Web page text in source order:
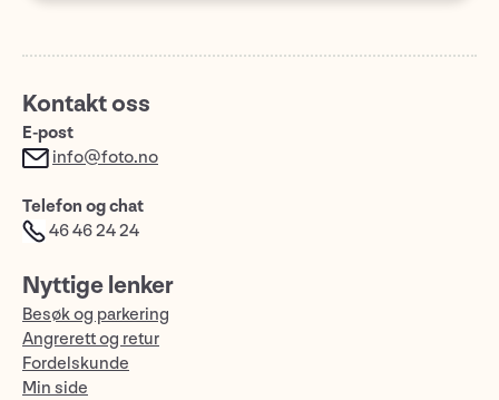
Kontakt oss
E-post
info@foto.no
Telefon og chat
46 46 24 24
Nyttige lenker
Besøk og parkering
Angrerett og retur
Fordelskunde
Min side